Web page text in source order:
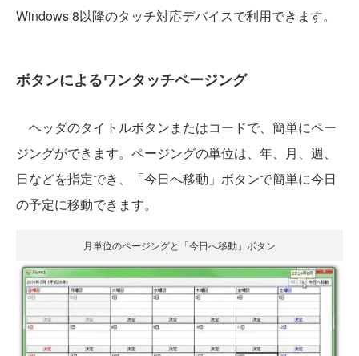
Windows 8以降のタッチ対応デバイスで利用できます。
ボタンによるワンタッチページング
ヘッダのタイトルボタンまたはコードで、簡単にペー
ジングができます。ページングの単位は、年、月、週、
日などを指定でき、「今日へ移動」ボタンで簡単に今日
の予定に移動できます。
月単位のページングと「今日へ移動」ボタン